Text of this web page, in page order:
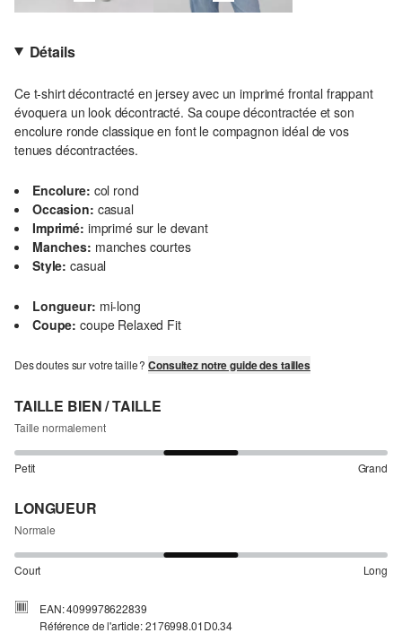
Détails
Ce t-shirt décontracté en jersey avec un imprimé frontal frappant
évoquera un look décontracté. Sa coupe décontractée et son
encolure ronde classique en font le compagnon idéal de vos
tenues décontractées.
Encolure: col rond
Occasion: casual
Imprimé: imprimé sur le devant
Manches: manches courtes
Style: casual
Longueur: mi-long
Coupe: coupe Relaxed Fit
Des doutes sur votre taille ?Consultez notre guide des tailles
TAILLE BIEN / TAILLE
Taille normalement
Petit Grand
LONGUEUR
Normale
Court Long
EAN: 4099978622839
Référence de l'article: 2176998.01D0.34